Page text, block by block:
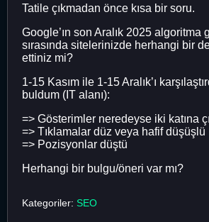
Tatile çıkmadan önce kısa bir soru.
Google’ın son Aralık 2025 algoritma
sırasında sitelerinizde herhangi bir
ettiniz mi?
1-15 Kasım ile 1-15 Aralık’ı
buldum (IT alanı):
=> Gösterimler neredeyse iki katına
=> Tıklamalar düz veya hafif düşüşlü
=> Pozisyonlar düştü
Herhangi bir bulgu/öneri var mı?
Kategoriler: SEO